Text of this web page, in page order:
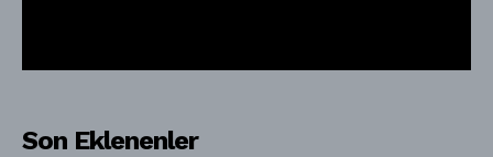
Son Eklenenler